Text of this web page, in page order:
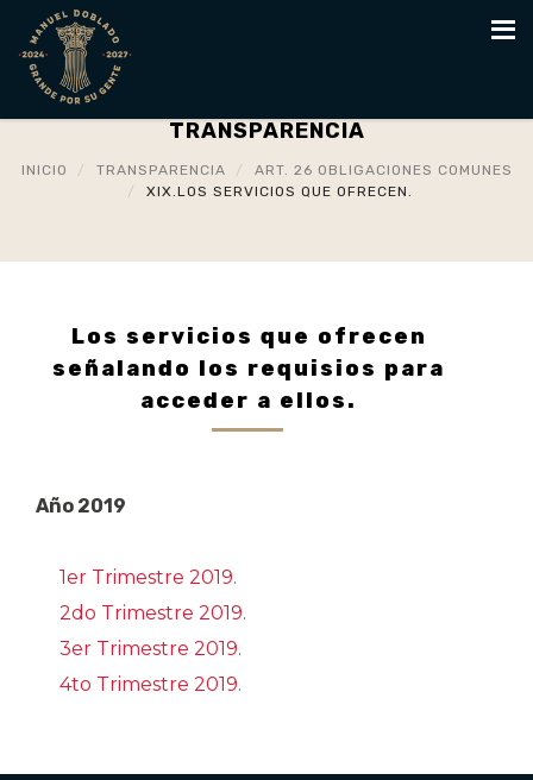
TRANSPARENCIA
INICIO TRANSPARENCIA
ART. 26 OBLIGACIONES COMUNES
XIX.LOS SERVICIOS QUE OFRECEN.
Los servicios que ofrecen
señalando los requisios para
acceder a ellos.
Año 2019
1er Trimestre 2019.
2do Trimestre 2019.
3er Trimestre 2019.
4to Trimestre 2019.